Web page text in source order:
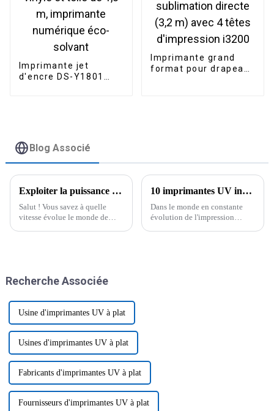
Imprimante jet
d'encre DS-Y1801
Imprimante grand
format pour drapeaux
Blog Associé
Exploiter la puissance des imprimantes à sublimation pour tasses : 5 conseils essentiels pour les acheteurs internationaux
Salut ! Vous savez à quelle
vitesse évolue le monde de
10 imprimantes UV innovantes pour le bois en 2023 que vous devriez connaître
Dans le monde en constante
évolution de l'impression
Recherche Associée
Usine d'imprimantes UV à plat
Usines d'imprimantes UV à plat
Fabricants d'imprimantes UV à plat
Fournisseurs d'imprimantes UV à plat